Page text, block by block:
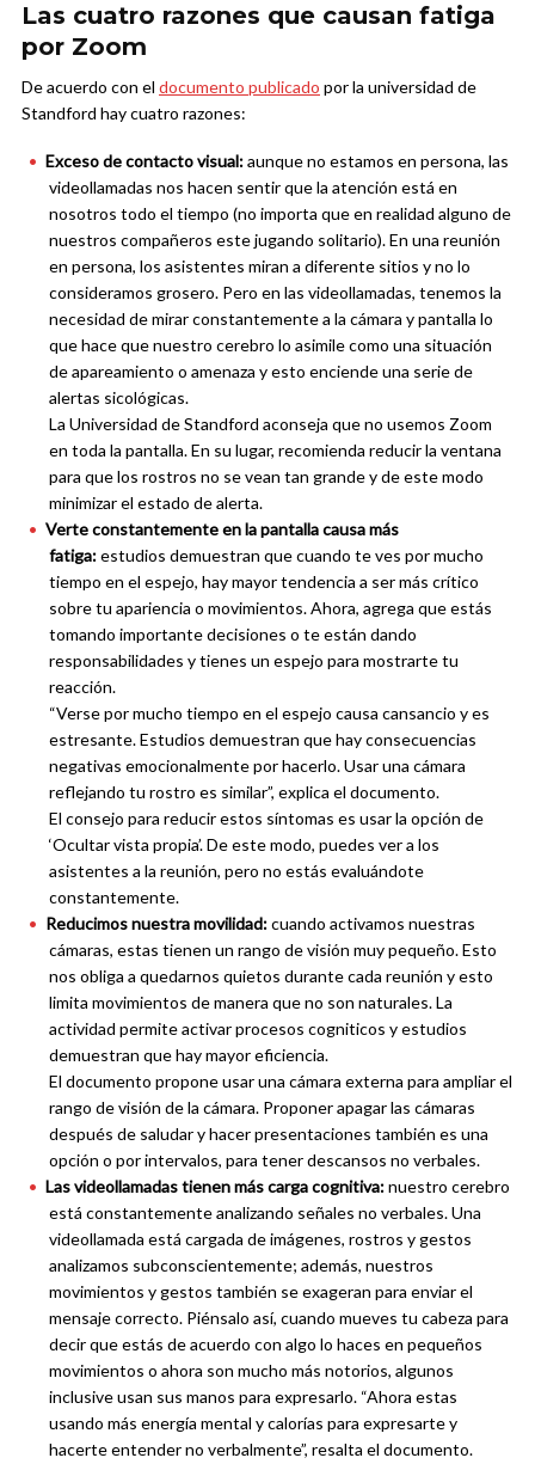
Las cuatro razones que causan fatiga
por Zoom
De acuerdo con el documento publicado por la universidad de
Standford hay cuatro razones:
Exceso de contacto visual:aunque no estamos en persona, las
videollamadas nos hacen sentir que la atención está en
nosotros todo el tiempo (no importa que en realidad alguno de
nuestros compañeros este jugando solitario). En una reunión
en persona, los asistentes miran a diferente sitios y no lo
consideramos grosero. Pero en las videollamadas, tenemos la
necesidad de mirar constantemente a la cámara y pantalla lo
que hace que nuestro cerebro lo asimile como una situación
de apareamiento o amenaza y esto enciende una serie de
alertas sicológicas.
La Universidad de Standford aconseja que no usemos Zoom
en toda la pantalla. En su lugar, recomienda reducir la ventana
para que los rostros no se vean tan grande y de este modo
minimizar el estado de alerta.
Verte constantemente en la pantalla causa más
fatiga:estudios demuestran que cuando te ves por mucho
tiempo en el espejo, hay mayor tendencia a ser más crítico
sobre tu apariencia o movimientos. Ahora, agrega que estás
tomando importante decisiones o te están dando
responsabilidades y tienes un espejo para mostrarte tu
reacción.
“Verse por mucho tiempo en el espejo causa cansancio y es
estresante. Estudios demuestran que hay consecuencias
negativas emocionalmente por hacerlo. Usar una cámara
reflejando tu rostro es similar”, explica el documento.
El consejo para reducir estos síntomas es usar la opción de
‘Ocultar vista propia’. De este modo, puedes ver a los
asistentes a la reunión, pero no estás evaluándote
constantemente.
Reducimos nuestra movilidad:cuando activamos nuestras
cámaras, estas tienen un rango de visión muy pequeño. Esto
nos obliga a quedarnos quietos durante cada reunión y esto
limita movimientos de manera que no son naturales. La
actividad permite activar procesos cogniticos y estudios
demuestran que hay mayor eficiencia.
El documento propone usar una cámara externa para ampliar el
rango de visión de la cámara. Proponer apagar las cámaras
después de saludar y hacer presentaciones también es una
opción o por intervalos, para tener descansos no verbales.
Las videollamadas tienen más carga cognitiva:nuestro cerebro
está constantemente analizando señales no verbales. Una
videollamada está cargada de imágenes, rostros y gestos
analizamos subconscientemente; además, nuestros
movimientos y gestos también se exageran para enviar el
mensaje correcto. Piénsalo así, cuando mueves tu cabeza para
decir que estás de acuerdo con algo lo haces en pequeños
movimientos o ahora son mucho más notorios, algunos
inclusive usan sus manos para expresarlo. “Ahora estas
usando más energía mental y calorías para expresarte y
hacerte entender no verbalmente”, resalta el documento.